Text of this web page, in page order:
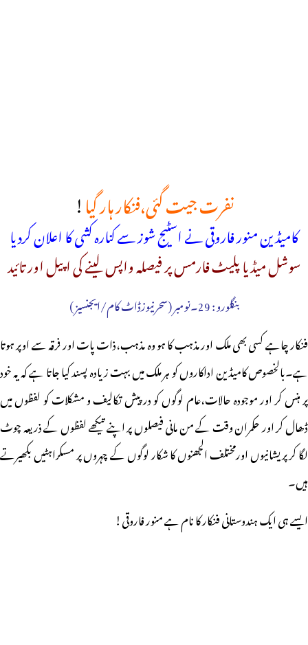
نفرت جیت گئی،فنکار ہار گیا!
کامیڈین منور فاروقی نے اسٹیج شوز سے کنارہ کشی کا اعلان کردیا
سوشل میڈیا پلیٹ فارمس پر فیصلہ واپس لینے کی اپیل اور تائید
بنگلورو : 29۔نومبر (سحرنیوزڈاٹ کام/ایجنسیز )
فنکار چاہے کسی بھی ملک اور مذہب کا ہو وہ مذہب،ذات پات اور فرقہ سے اوپر ہوتا
ہے۔بالخصوص کامیڈین اداکاروں کو ہر ملک میں بہت زیادہ پسند کیا جاتا ہے کہ یہ خود
پر ہنس کر اور موجودہ حالات،عام لوگوں کو درپیش تکالیف و مشکلات کو لفظوں میں
ڈھال کر اور حکمران وقت کے من مانی فیصلوں پر اپنے تیکھے لفظوں کے ذریعہ چوٹ
لگا کر پریشانیوں اورمختلف الجھنوں کا شکار لوگوں کے چہروں پر مسکراہٹیں بکھیرتے
ہیں۔
ایسے ہی ایک ہندوستانی فنکار کا نام ہے منور فاروقی!